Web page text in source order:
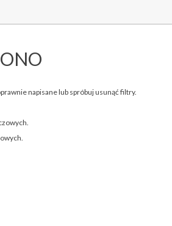
napisane lub spróbuj usunąć filtry.